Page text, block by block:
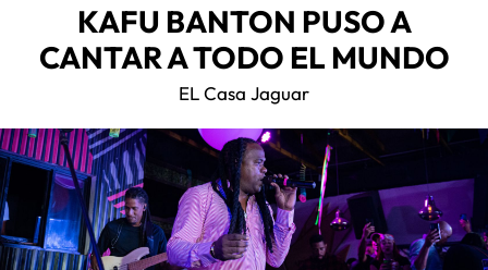
KAFU BANTON PUSO A
CANTAR A TODO EL MUNDO
EL Casa Jaguar